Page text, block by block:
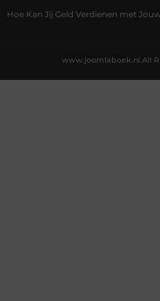
Hoe Kan Jij Geld Verdienen met
All
www.joomlaboek.nl.